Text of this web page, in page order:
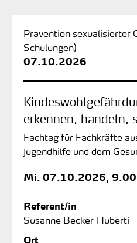
Prävention sexualisierter
Schulungen)
07.10.2026
erkennen, handeln,
Fachtag für Fachkräfte
Jugendhilfe und dem
Mi. 07.10.2026, 9.00
Referent/in
Susanne Becker-Huberti
Ort